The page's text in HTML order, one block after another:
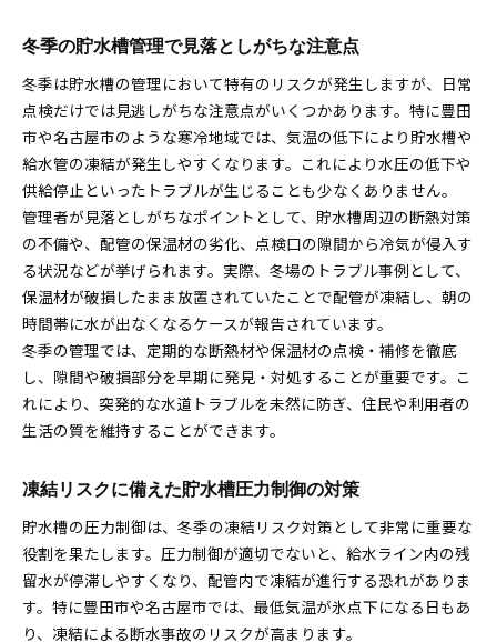
冬季の貯水槽管理で見落としがちな注意点
冬季は貯水槽の管理において特有のリスクが発生しますが、日常
点検だけでは見逃しがちな注意点がいくつかあります。特に豊田
市や名古屋市のような寒冷地域では、気温の低下により貯水槽や
給水管の凍結が発生しやすくなります。これにより水圧の低下や
供給停止といったトラブルが生じることも少なくありません。
管理者が見落としがちなポイントとして、貯水槽周辺の断熱対策
の不備や、配管の保温材の劣化、点検口の隙間から冷気が侵入す
る状況などが挙げられます。実際、冬場のトラブル事例として、
保温材が破損したまま放置されていたことで配管が凍結し、朝の
時間帯に水が出なくなるケースが報告されています。
冬季の管理では、定期的な断熱材や保温材の点検・補修を徹底
し、隙間や破損部分を早期に発見・対処することが重要です。こ
れにより、突発的な水道トラブルを未然に防ぎ、住民や利用者の
生活の質を維持することができます。
凍結リスクに備えた貯水槽圧力制御の対策
貯水槽の圧力制御は、冬季の凍結リスク対策として非常に重要な
役割を果たします。圧力制御が適切でないと、給水ライン内の残
留水が停滞しやすくなり、配管内で凍結が進行する恐れがありま
す。特に豊田市や名古屋市では、最低気温が氷点下になる日もあ
り、凍結による断水事故のリスクが高まります。